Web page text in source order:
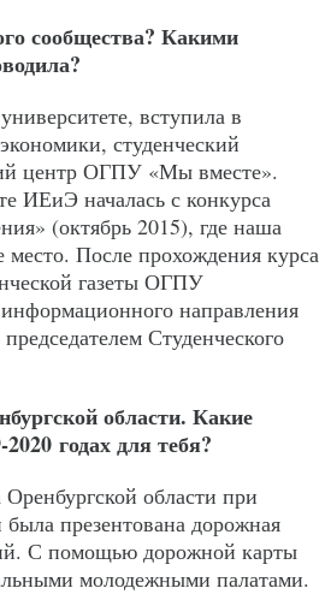
сообщества? Какими
вступила в
студенческий
центр ОГПУ «Мы вместе».
ИЕиЭ началась с конкурса
(октябрь 2015), где наша
После прохождения курса
газеты ОГПУ
информационного направления
Студенческого
области. Какие
годах для тебя?
области при
презентована дорожная
С помощью дорожной карты
молодежными палатами.